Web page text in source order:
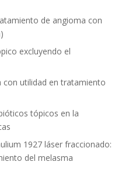
de angioma con
excluyendo el
con utilidad en tratamiento
tópicos en la
1927 láser fraccionado:
del melasma